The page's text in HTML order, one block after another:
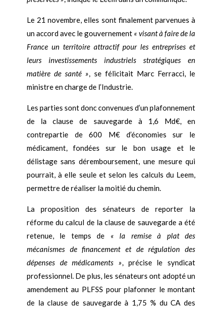
Le 21 novembre, elles sont finalement parvenues à
un accord avec le gouvernement « visant à faire de la
France un territoire attractif pour les entreprises et
leurs investissements industriels stratégiques en
matière de santé », se félicitait Marc Ferracci, le
ministre en charge de l’Industrie.
Les parties sont donc convenues d’un plafonnement
de la clause de sauvegarde à 1,6 Md€, en
contrepartie de 600 M€ d’économies sur le
médicament, fondées sur le bon usage et le
délistage sans déremboursement, une mesure qui
pourrait, à elle seule et selon les calculs du Leem,
permettre de réaliser la moitié du chemin.
La proposition des sénateurs de reporter la
réforme du calcul de la clause de sauvegarde a été
retenue, le temps de « la remise à plat des
mécanismes de financement et de régulation des
dépenses de médicaments », précise le syndicat
professionnel. De plus, les sénateurs ont adopté un
amendement au PLFSS pour plafonner le montant
de la clause de sauvegarde à 1,75 % du CA des